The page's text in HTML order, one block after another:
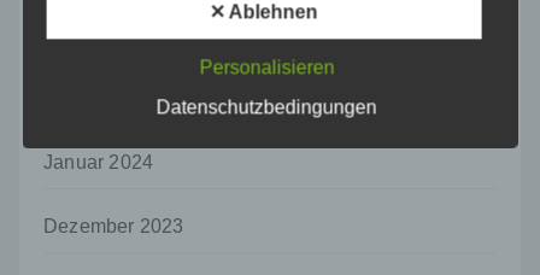
März 2024
Februar 2024
Januar 2024
Dezember 2023
Pseudonymisierung ist die Verarbeitung
personenbezogener Daten in einer Weise,
auf welche die personenbezogenen Daten
ohne Hinzuziehung zusätzlicher
Informationen nicht mehr einer spezifischen
können, sofern diese zusätzlichen
und technischen und organisatorischen
Maßnahmen unterliegen, die gewährleisten,
✕ Ablehnen
Personalisieren
Datenschutzbedingungen